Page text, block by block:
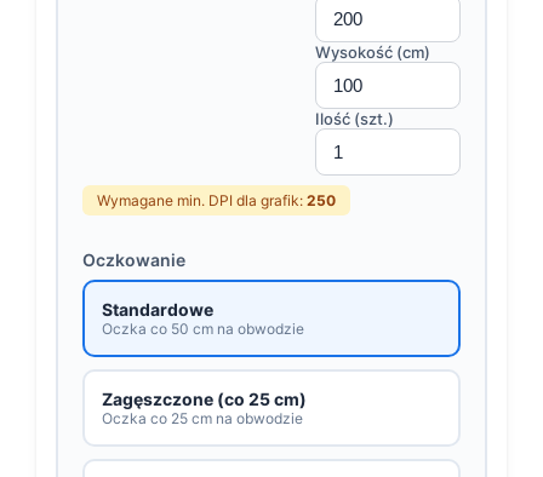
Wysokość (cm)
Ilość (szt.)
Wymagane min. DPI dla grafik: 250
Oczkowanie
Standardowe
Oczka co 50 cm na obwodzie
Zagęszczone (co 25 cm)
Oczka co 25 cm na obwodzie